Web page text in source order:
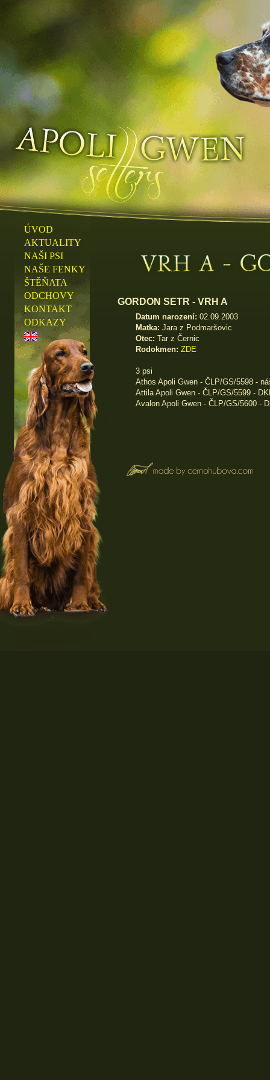
ÚVOD
AKTUALITY
NAŠI PSI
NAŠE FENKY
ŠTĚŇATA
ODCHOVY
KONTAKT
ODKAZY
GORDON SETR - VRH A
Datum narození: 02.09.2003
Matka: Jara z Podmaršovic
Otec: Tar z Černic
Rodokmen: ZDE
3 psi
Athos Apoli Gwen - ČLP/GS/5598 -
Attila Apoli Gwen - ČLP/GS/5599 -
Avalon Apoli Gwen - ČLP/GS/5600 -